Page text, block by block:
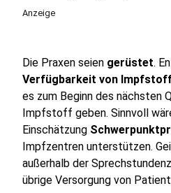
Anzeige
Die Praxen seien gerüstet.
Verfügbarkeit von
es zum Beginn des nächsten
Impfstoff geben. Sinnvoll
Einschätzung
Impfzentren unterstützen.
außerhalb der
übrige Versorgung von